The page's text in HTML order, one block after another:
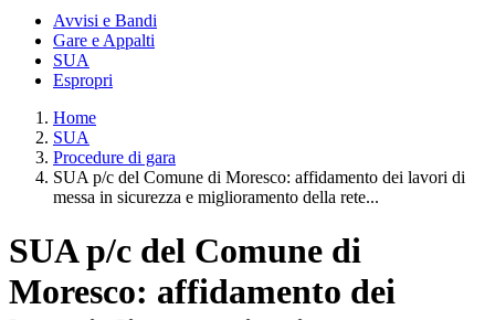
Avvisi e Bandi
Gare e Appalti
SUA
Espropri
Home
SUA
Procedure di gara
SUA p/c del Comune di Moresco: affidamento dei lavori di
messa in sicurezza e miglioramento della rete...
SUA p/c del Comune di
Moresco: affidamento dei